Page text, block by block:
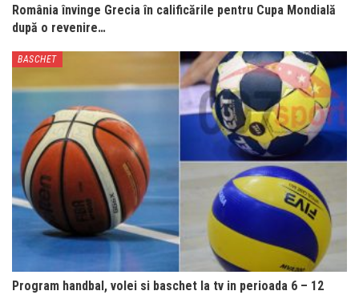
România învinge Grecia în calificările pentru Cupa Mondială
după o revenire…
BASCHET
Program handbal, volei si baschet la tv in perioada 6 – 12